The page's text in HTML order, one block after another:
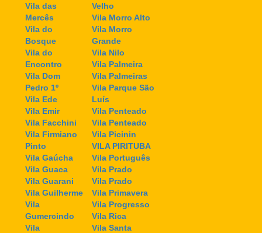
Vila das
Mercês
Vila do
Bosque
Vila do
Encontro
Vila Dom
Pedro 1º
Vila Ede
Vila Emir
Vila Facchini
Vila Firmiano
Pinto
Vila Gaúcha
Vila Guaca
Vila Guarani
Vila Guilherme
Vila
Gumercindo
Vila
Velho
Vila Morro Alto
Vila Morro
Grande
Vila Nilo
Vila Palmeira
Vila Palmeiras
Vila Parque São
Luís
Vila Penteado
Vila Penteado
Vila Picinin
VILA PIRITUBA
Vila Português
Vila Prado
Vila Prado
Vila Primavera
Vila Progresso
Vila Rica
Vila Santa